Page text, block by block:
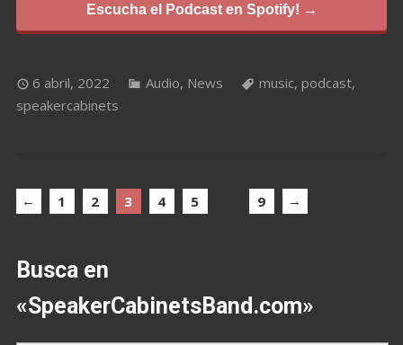
Escucha el Podcast en Spotify! →
6 abril, 2022 Audio, News music, podcast,
speakercabinets
← 1 2 3 4 5 9 →
Busca en
«SpeakerCabinetsBand.com»